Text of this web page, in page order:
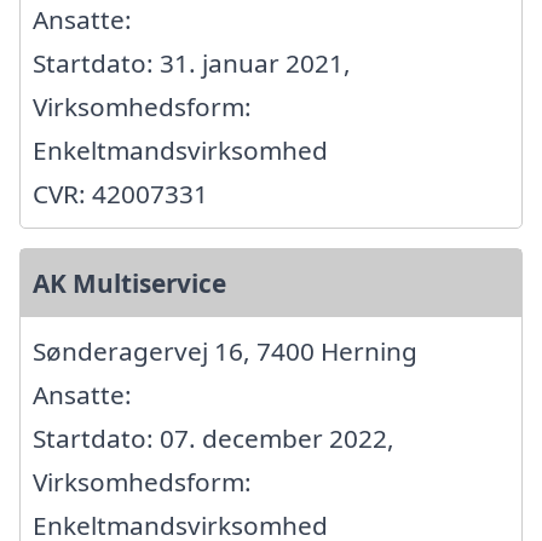
Ansatte:
Startdato: 31. januar 2021,
Virksomhedsform:
Enkeltmandsvirksomhed
CVR: 42007331
AK Multiservice
Sønderagervej 16, 7400 Herning
Ansatte:
Startdato: 07. december 2022,
Virksomhedsform:
Enkeltmandsvirksomhed